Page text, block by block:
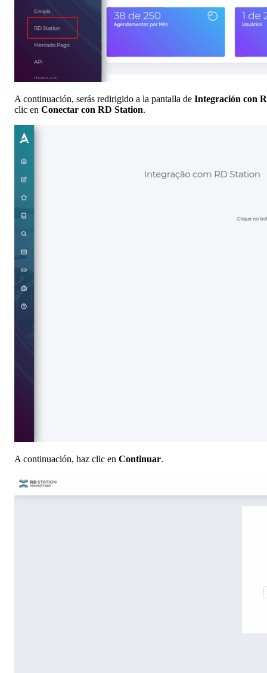
A continuación, serás redirigido a la pantalla de Integración con
clic en Conectar con RD Station.
A continuación, haz clic en Continuar.